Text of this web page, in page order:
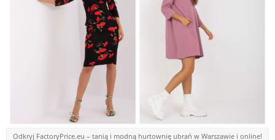
Odkryj FactoryPrice.eu – tanią i modną hurtownię ubrań w Warszawie i online!